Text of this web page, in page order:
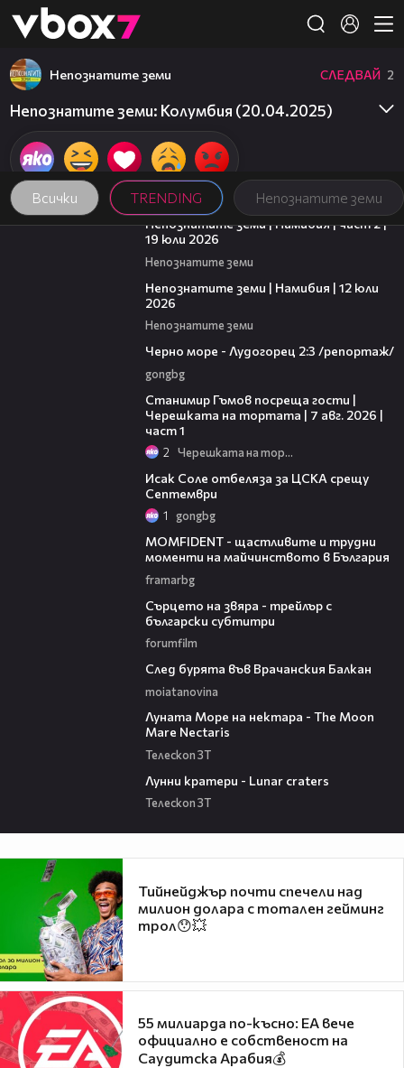
👾
Всички TRENDING Непознатите земи
Непознатите земи СЛЕДВАЙ 2
Непознатите земи: Колумбия (20.04.2025)
17:07
Непознатите земи | Намибия | част 2 |
19 юли 2026
Непознатите земи
Непознатите земи | Намибия | 12 юли
2026
Непознатите земи
Черно море - Лудогорец 2:3 /репортаж/
gongbg
Станимир Гъмов посреща гости |
Черешката на тортата | 7 авг. 2026 |
част 1
2 Черешката на тортата
Исак Соле отбеляза за ЦСКА срещу
Септември
1 gongbg
MOMFIDENT - щастливите и трудни
моменти на майчинството в България
framarbg
Сърцето на звяра - трейлър с
български субтитри
forumfilm
След бурята във Врачанския Балкан
moiatanovina
Луната Море на нектара - The Moon
Mare Nectaris
Телескоп ЗТ
Лунни кратери - Lunar craters
Телескоп ЗТ
Тийнейджър почти спечели над
милион долара с тотален гейминг
трол😯💥
55 милиарда по-късно: EA вече
официално е собственост на
Саудитска Арабия💰